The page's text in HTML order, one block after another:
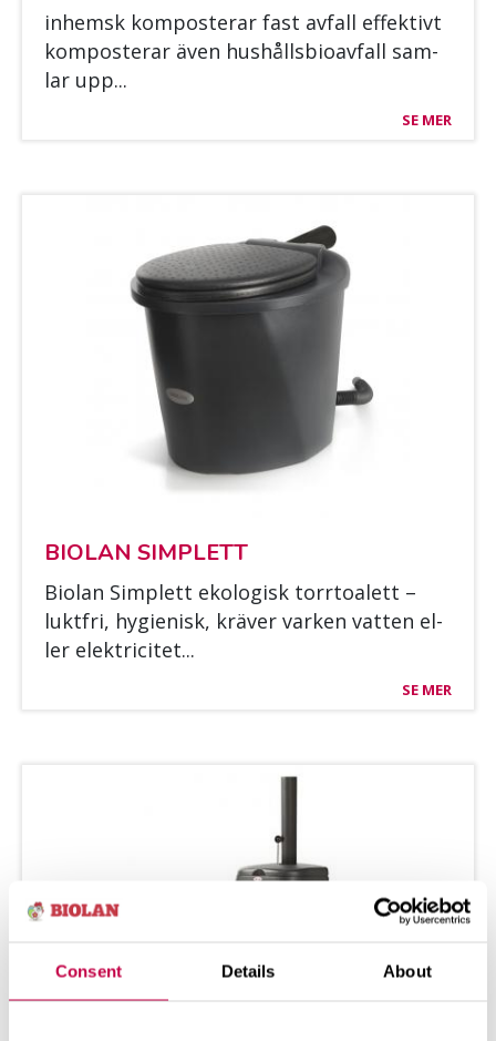
Consent Details About
in­hemsk kom­pos­te­rar fast av­fall ef­fek­tivt
kom­pos­te­rar även hushålls­bio­av­fall sam­
lar upp...
SE MER
BIO­LAN SIMPLETT
Bio­lan Simplett eko­lo­gisk torr­toa­lett –
luktfri, hy­gie­nisk, krä­ver var­ken vat­ten el­
ler elekt­rici­tet...
SE MER